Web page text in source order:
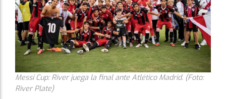
Messi Cup: River juega la final ante Atlético Madrid. (Foto:
River Plate)